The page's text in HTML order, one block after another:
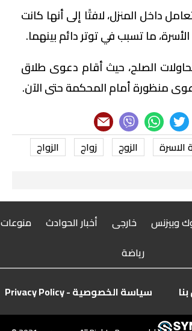
داخل المنزل، لافتًا إلى أنها كانت
ما تسبب في توتر دائم بينهما.
الصلح، حيث أقام دعوى طلاق
الزوج زواج الزواج
وبيزنس خارجى أخبار الحوادث منوعات
رياضة
سياسة الخصوصية - Privacy Policy